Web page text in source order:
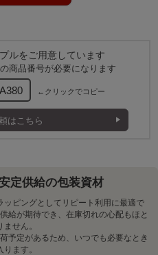
売場のラッピング資材としても
すいサイズ感です。
雑貨のラッピングにも使いやす
活躍します。
も自在
ントのラッピングとしてもおす
ルをご用意しています
商品番号が必要になります
←クリックでコピー
はこちら
定供給の包装資材
ピングとしてリピート利用に最適で
給が期待でき、在庫切れの心配もほと
ません。
予定があるため、いつでも必要なとき
ります。